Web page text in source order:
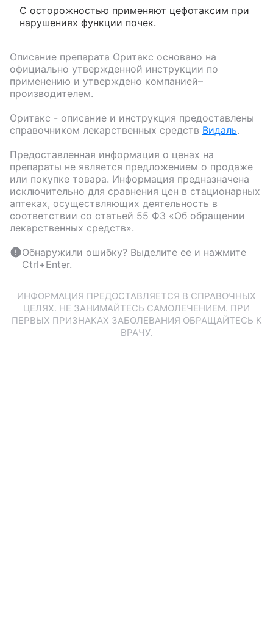
С осторожностью применяют цефотаксим при
нарушениях функции почек.
Описание препарата Оритакс основано на
официально утвержденной инструкции по
применению и утверждено компанией–
производителем.
Оритакс - описание и инструкция предоставлены
справочником лекарственных средств Видаль.
Предоставленная информация о ценах на
препараты не является предложением о продаже
или покупке товара. Информация предназначена
исключительно для сравнения цен в стационарных
аптеках, осуществляющих деятельность в
соответствии со статьей 55 ФЗ «Об обращении
лекарственных средств».
Обнаружили ошибку? Выделите ее и нажмите
Ctrl+Enter.
ИНФОРМАЦИЯ ПРЕДОСТАВЛЯЕТСЯ В СПРАВОЧНЫХ
ЦЕЛЯХ. НЕ ЗАНИМАЙТЕСЬ САМОЛЕЧЕНИЕМ. ПРИ
ПЕРВЫХ ПРИЗНАКАХ ЗАБОЛЕВАНИЯ ОБРАЩАЙТЕСЬ К
ВРАЧУ.